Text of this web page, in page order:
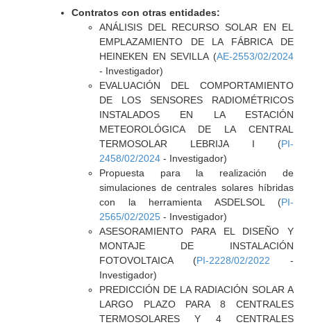
Contratos con otras entidades:
ANÁLISIS DEL RECURSO SOLAR EN EL
EMPLAZAMIENTO DE LA FÁBRICA DE
HEINEKEN EN SEVILLA (AE-2553/02/2024
- Investigador)
EVALUACIÓN DEL COMPORTAMIENTO
DE LOS SENSORES RADIOMÉTRICOS
INSTALADOS EN LA ESTACIÓN
METEOROLÓGICA DE LA CENTRAL
TERMOSOLAR LEBRIJA I (PI-
2458/02/2024- Investigador)
Propuesta para la realización de
simulaciones de centrales solares híbridas
con la herramienta ASDELSOL (PI-
2565/02/2025- Investigador)
ASESORAMIENTO PARA EL DISEÑO Y
MONTAJE DE INSTALACIÓN
FOTOVOLTAICA (PI-2228/02/2022 -
Investigador)
PREDICCIÓN DE LA RADIACIÓN SOLAR A
LARGO PLAZO PARA 8 CENTRALES
TERMOSOLARES Y 4 CENTRALES